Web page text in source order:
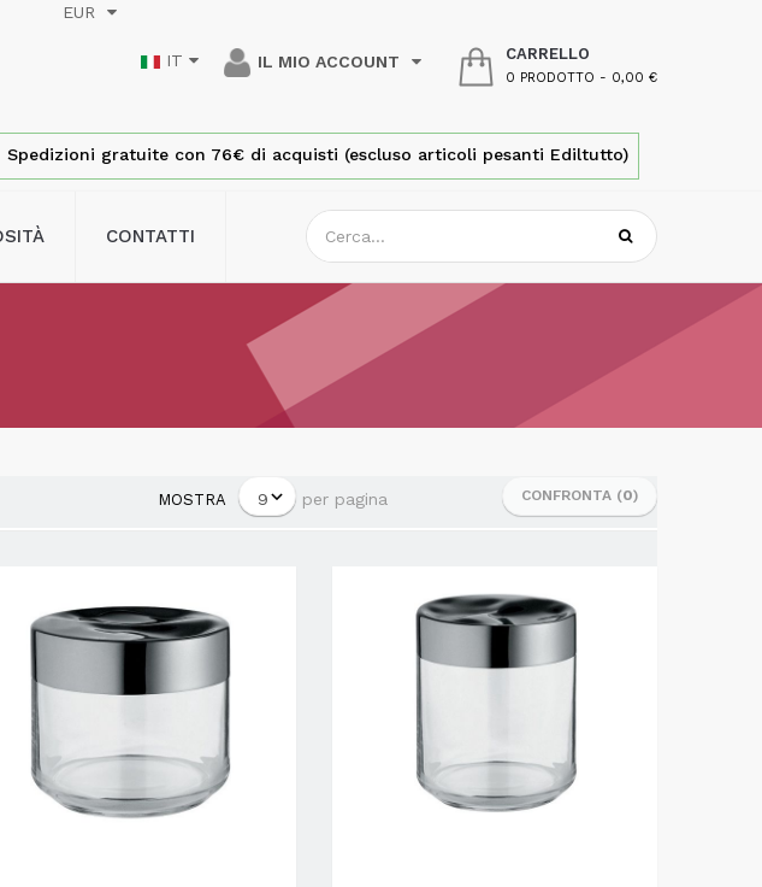
IL MIO ACCOUNT
EUR
IT CARRELLO
0 PRODOTTO - 0,00 €
Spedizioni gratuite con 76€ di acquisti (escluso articoli pesanti Ediltutto)
CONTATTI
MOSTRA per pagina CONFRONTA (0)